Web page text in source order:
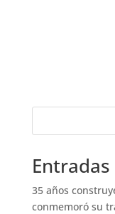
35 años
conmemoró su